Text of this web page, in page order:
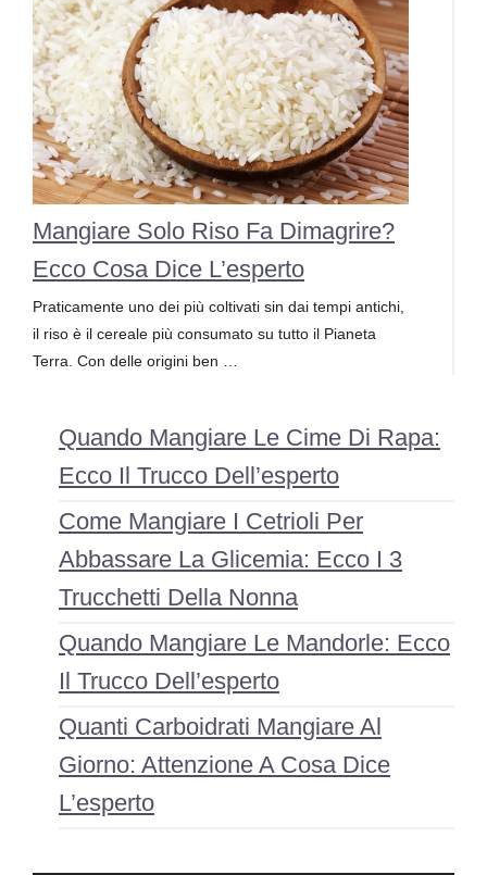
Mangiare Solo Riso Fa Dimagrire?
Ecco Cosa Dice L’esperto
Praticamente uno dei più coltivati sin dai tempi antichi,
il riso è il cereale più consumato su tutto il Pianeta
Terra. Con delle origini ben …
Quando Mangiare Le Cime Di Rapa:
Ecco Il Trucco Dell’esperto
Come Mangiare I Cetrioli Per
Abbassare La Glicemia: Ecco I 3
Trucchetti Della Nonna
Quando Mangiare Le Mandorle: Ecco
Il Trucco Dell’esperto
Quanti Carboidrati Mangiare Al
Giorno: Attenzione A Cosa Dice
L’esperto